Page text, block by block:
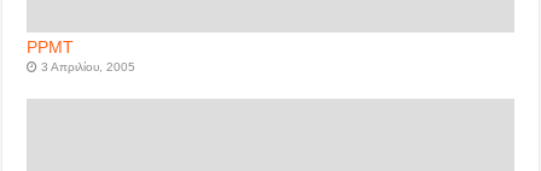
PPMT
3 Απριλίου, 2005